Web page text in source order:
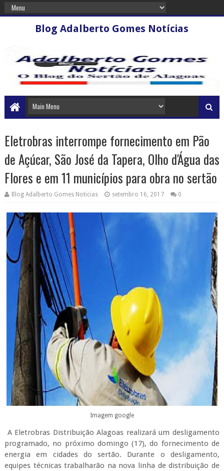
Blog Adalberto Gomes Notícias
Eletrobras interrompe fornecimento em Pão
de Açúcar, São José da Tapera, Olho d'Água das
Flores e em 11 municípios para obra no sertão
Blog Adalberto Gomes Noticias setembro 16, 2017 0
Imagem google
A Eletrobras Distribuição Alagoas realizará um desligamento
programado, no próximo domingo (17), do fornecimento de
energia em cidades do sertão. Durante o desligamento,
equipes técnicas trabalharão na nova linha de distribuição de